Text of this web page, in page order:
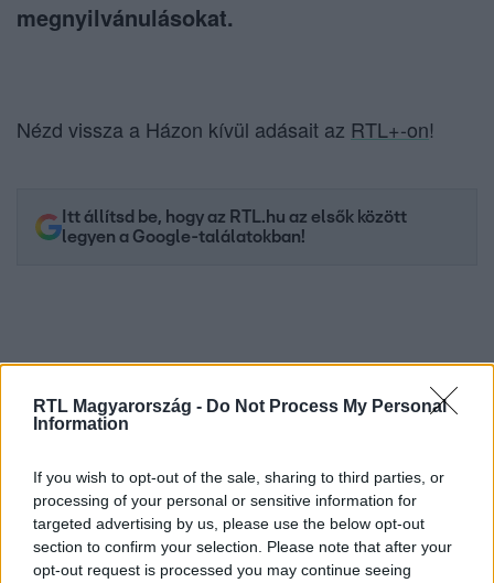
RTL Magyarország - Do Not Process My Personal
Information
If you wish to opt-out of the sale, sharing to third parties, or
processing of your personal or sensitive information for
targeted advertising by us, please use the below opt-out
section to confirm your selection. Please note that after your
opt-out request is processed you may continue seeing
megnyilvánulásokat.
Nézd vissza a Házon kívül adásait az RTL+-on!
Itt állítsd be, hogy az RTL.hu az elsők között
legyen a Google-találatokban!
Kövess minket, és értesülj a friss hírekről a
Facebookon is!